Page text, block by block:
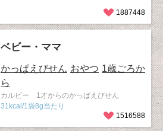
1887448
ベビー・ママ
かっぱえびせん おやつ 1歳ごろか
ら
カルビー 1才からのかっぱえびせん
31kcal/1袋8g当たり
1516588